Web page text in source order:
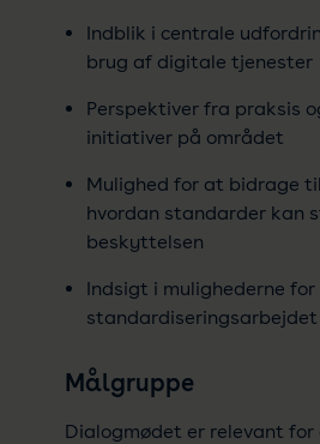
Indblik i centrale
brug af digitale tjenester
Perspektiver fra praksis
initiativer på området
Mulighed for at bidrage
hvordan standarder kan
beskyttelsen
Indsigt i mulighederne
standardiseringsarbejdet
Målgruppe
Dialogmødet er relevant